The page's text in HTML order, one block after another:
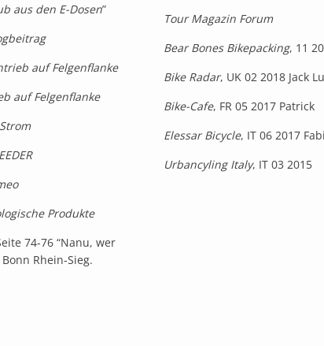
aus den E-Dosen”
auf Felgenflanke
auf Felgenflanke
Produkte
74-76 “Nanu, wer
Rhein-Sieg.
Tour Magazin Forum
Bear Bones Bikepacking, 11
Bike Radar, UK 02 2018 Jack
Bike-Cafe, FR 05 2017 Patrick
Elessar Bicycle, IT 06 2017
Urbancyling Italy, IT 03 2015